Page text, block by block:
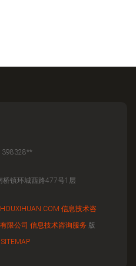
桥镇环城西路477号1层
信息技术咨
限公司 信息技术咨询服务 版
SITEMAP